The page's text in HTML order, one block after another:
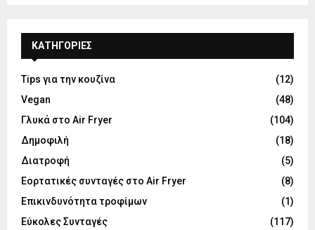
KΑΤΗΓΟΡΊΕΣ
Tips για την κουζίνα
(12)
Vegan
(48)
Γλυκά στο Air Fryer
(104)
Δημοφιλή
(18)
Διατροφή
(5)
Εορτατικές συνταγές στο Air Fryer
(8)
Επικινδυνότητα τροφίμων
(1)
Εύκολες Συνταγές
(117)